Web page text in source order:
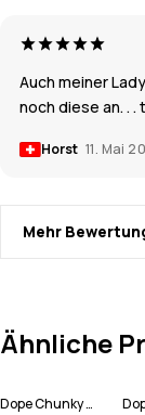
Auch meiner
noch diese an. . .
Horst 11. Mai
Mehr
Ähnliche
Dope Chunky Mütze